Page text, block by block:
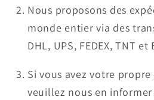
Nous proposons des
monde entier via des
DHL, UPS, FEDEX, TNT et
Si vous avez votre
veuillez nous en